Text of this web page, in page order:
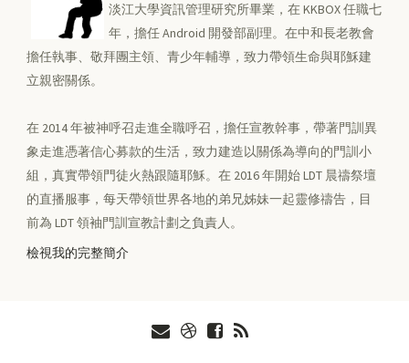
淡江大學資訊管理研究所畢業，在 KKBOX 任職七
年，擔任 Android 開發部副理。在中和長老教會
擔任執事、敬拜團主領、青少年輔導，致力帶領生命與耶穌建
立親密關係。
在 2014 年被神呼召走進全職呼召，擔任宣教幹事，帶著門訓異
象走進憑著信心募款的生活，致力建造以關係為導向的門訓小
組，真實帶領門徒火熱跟隨耶穌。在 2016 年開始 LDT 晨禱祭壇
的直播服事，每天帶領世界各地的弟兄姊妹一起靈修禱告，目
前為 LDT 領袖門訓宣教計劃之負責人。
檢視我的完整簡介